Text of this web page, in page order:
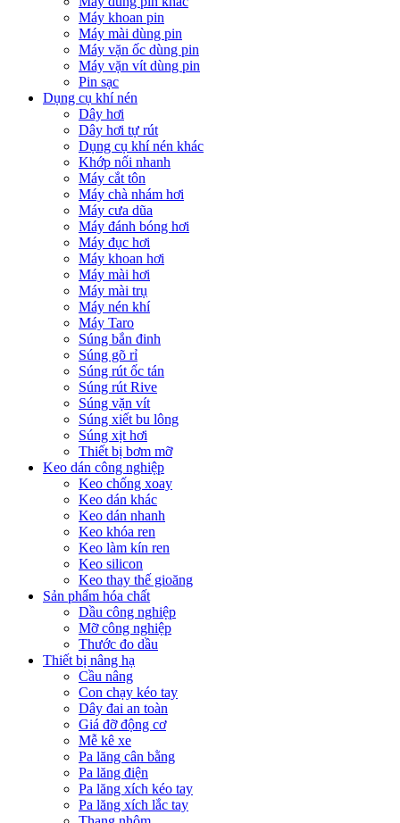
Máy khoan pin
Máy mài dùng pin
Máy vặn ốc dùng pin
Máy vặn vít dùng pin
Pin sạc
Dụng cụ khí nén
Dây hơi
Dây hơi tự rút
Dụng cụ khí nén khác
Khớp nối nhanh
Máy cắt tôn
Máy chà nhám hơi
Máy cưa dũa
Máy đánh bóng hơi
Máy đục hơi
Máy khoan hơi
Máy mài hơi
Máy mài trụ
Máy nén khí
Máy Taro
Súng bắn đinh
Súng gõ rỉ
Súng rút ốc tán
Súng rút Rive
Súng vặn vít
Súng xiết bu lông
Súng xịt hơi
Thiết bị bơm mỡ
Keo dán công nghiệp
Keo chống xoay
Keo dán khác
Keo dán nhanh
Keo khóa ren
Keo làm kín ren
Keo silicon
Keo thay thế gioăng
Sản phẩm hóa chất
Dầu công nghiệp
Mỡ công nghiệp
Thước đo dầu
Thiết bị nâng hạ
Cầu nâng
Con chạy kéo tay
Dây đai an toàn
Giá đỡ động cơ
Mễ kê xe
Pa lăng cân bằng
Pa lăng điện
Pa lăng xích kéo tay
Pa lăng xích lắc tay